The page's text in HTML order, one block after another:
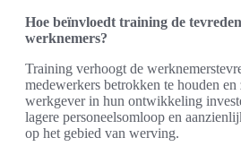
Hoe beïnvloedt training de
werknemers?
Training verhoogt de
medewerkers betrokken te houden en
werkgever in hun ontwikkeling
lagere personeelsomloop en
op het gebied van werving.